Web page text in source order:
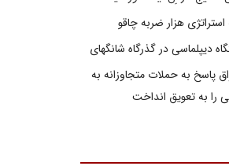
هزار ضربه چاقو
دیپلماسی در گذرگاه شانگهای
پاسخ به حملات متجاوزانه به
را به تعویق انداخت